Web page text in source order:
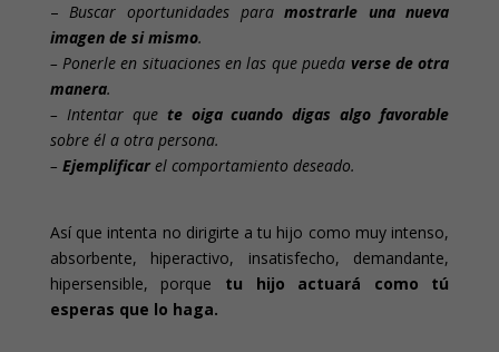
–Buscar oportunidades paramostrarle una nueva
imagen de si mismo.
– Ponerle en situaciones en las que pueda verse de otra
manera.
– Intentar que te oiga cuando digas algo favorable
sobre él a otra persona.
– Ejemplificarel comportamiento deseado.
Así que intenta no dirigirte a tu hijo como muy intenso,
absorbente, hiperactivo, insatisfecho, demandante,
hipersensible, porque tu hijo actuará como tú
esperas que lo haga.